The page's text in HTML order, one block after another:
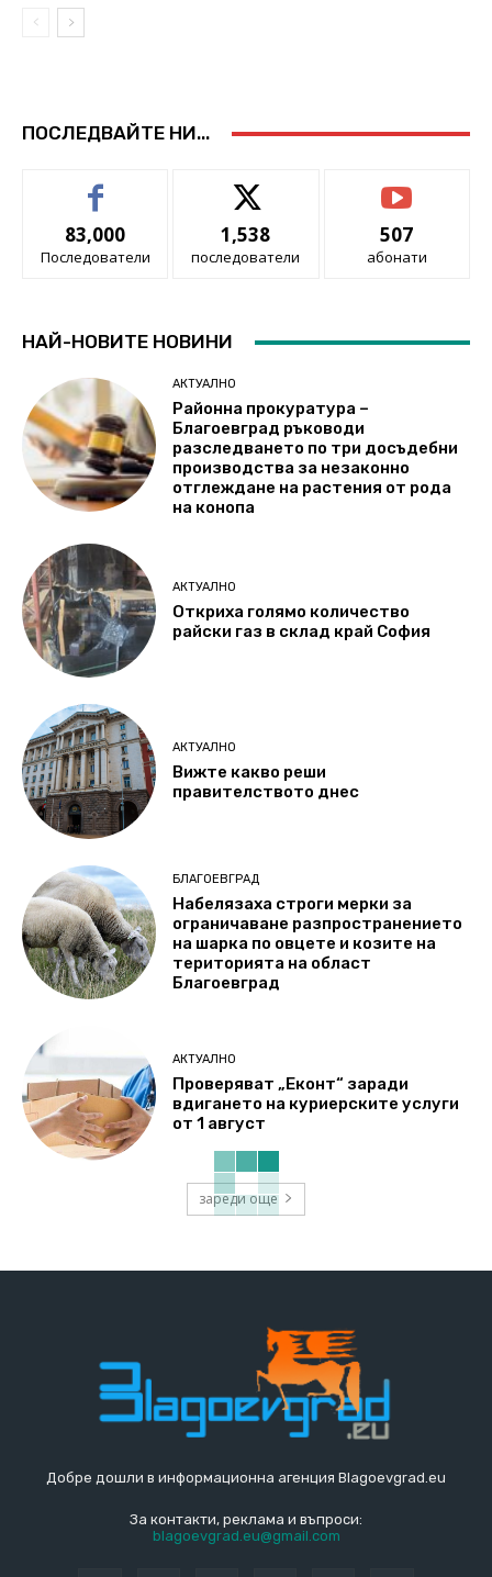
ПОСЛЕДВАЙТЕ НИ...
83,000
Последователи
1,538
последователи
507
абонати
НАЙ-НОВИТЕ НОВИНИ
АКТУАЛНО
Районна прокуратура –
Благоевград ръководи
разследването по три досъдебни
производства за незаконно
отглеждане на растения от рода
на конопа
АКТУАЛНО
Откриха голямо количество
райски газ в склад край София
АКТУАЛНО
Вижте какво реши
правителството днес
БЛАГОЕВГРАД
Набелязаха строги мерки за
ограничаване разпространението
на шарка по овцете и козите на
територията на област
Благоевград
АКТУАЛНО
Проверяват „Еконт“ заради
вдигането на куриерските услуги
от 1 август
зареди още
Добре дошли в информационна агенция Blagoevgrad.eu
За контакти, реклама и въпроси:
blagoevgrad.eu@gmail.com